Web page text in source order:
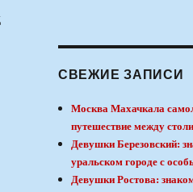
СВЕЖИЕ ЗАПИСИ
Москва Махачкала
путешествие между
Девушки Березовский:
уральском городе с
Девушки Ростова: